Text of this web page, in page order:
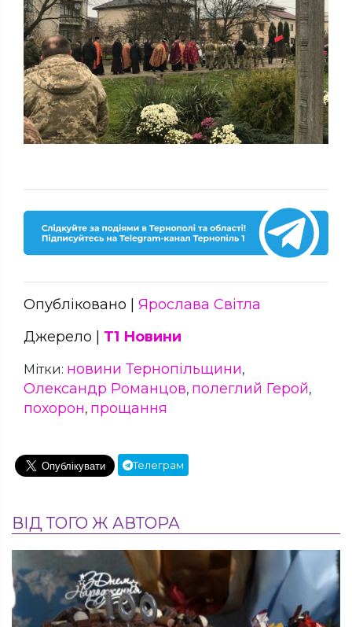
Опубліковано | Ярослава Світла
Джерело | Т1 Новини
Мітки: новини Тернопільщини,
Олександр Романцов, полеглий Герой,
похорон, прощання
Телеграм
ВІД ТОГО Ж АВТОРА